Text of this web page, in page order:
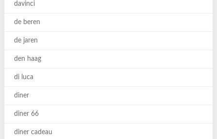
davinci
de beren
de jaren
den haag
di luca
diner
diner 66
diner cadeau